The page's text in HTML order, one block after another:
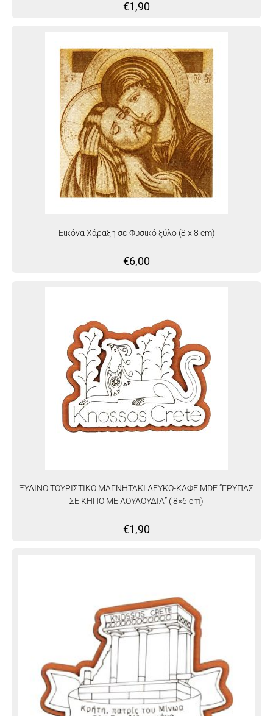
€1,90
Εικόνα Χάραξη σε Φυσικό ξύλο (8 x 8 cm)
€6,00
ΞΥΛΙΝΟ ΤΟΥΡΙΣΤΙΚΟ ΜΑΓΝΗΤΑΚΙ ΛΕΥΚΟ-ΚΑΦΕ MDF “ΓΡΥΠΑΣ
ΣΕ ΚΗΠΟ ΜΕ ΛΟΥΛΟΥΔΙΑ” ( 8×6 cm)
€1,90